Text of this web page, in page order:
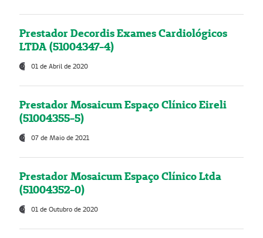
Prestador Decordis Exames Cardiológicos
LTDA (51004347-4)
01 de Abril de 2020
Prestador Mosaicum Espaço Clínico Eireli
(51004355-5)
07 de Maio de 2021
Prestador Mosaicum Espaço Clínico Ltda
(51004352-0)
01 de Outubro de 2020